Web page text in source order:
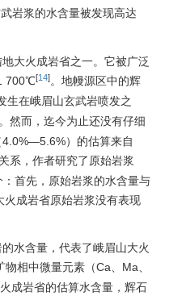
岩浆的水含量被发现高达
大火成岩省之一。它被广泛
700℃[14]。地幔源区中的辉
生在峨眉山玄武岩喷发之
然而，迄今为止还没有仔细
4.0%—5.6%）的估算来自
系，作者研究了原始岩浆
首先，原始岩浆的水含量与
成岩省原始岩浆没有表现
水含量，代表了峨眉山大火
相中微量元素（Ca、Ma、
成岩省的估算水含量，辉石